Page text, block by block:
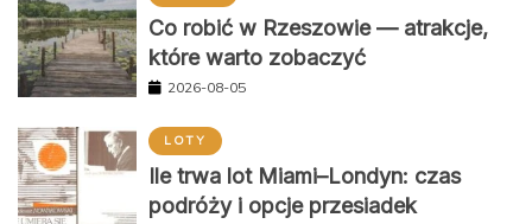
Co robić w Rzeszowie — atrakcje,
które warto zobaczyć
2026-08-05
LOTY
Ile trwa lot Miami–Londyn: czas
podróży i opcje przesiadek